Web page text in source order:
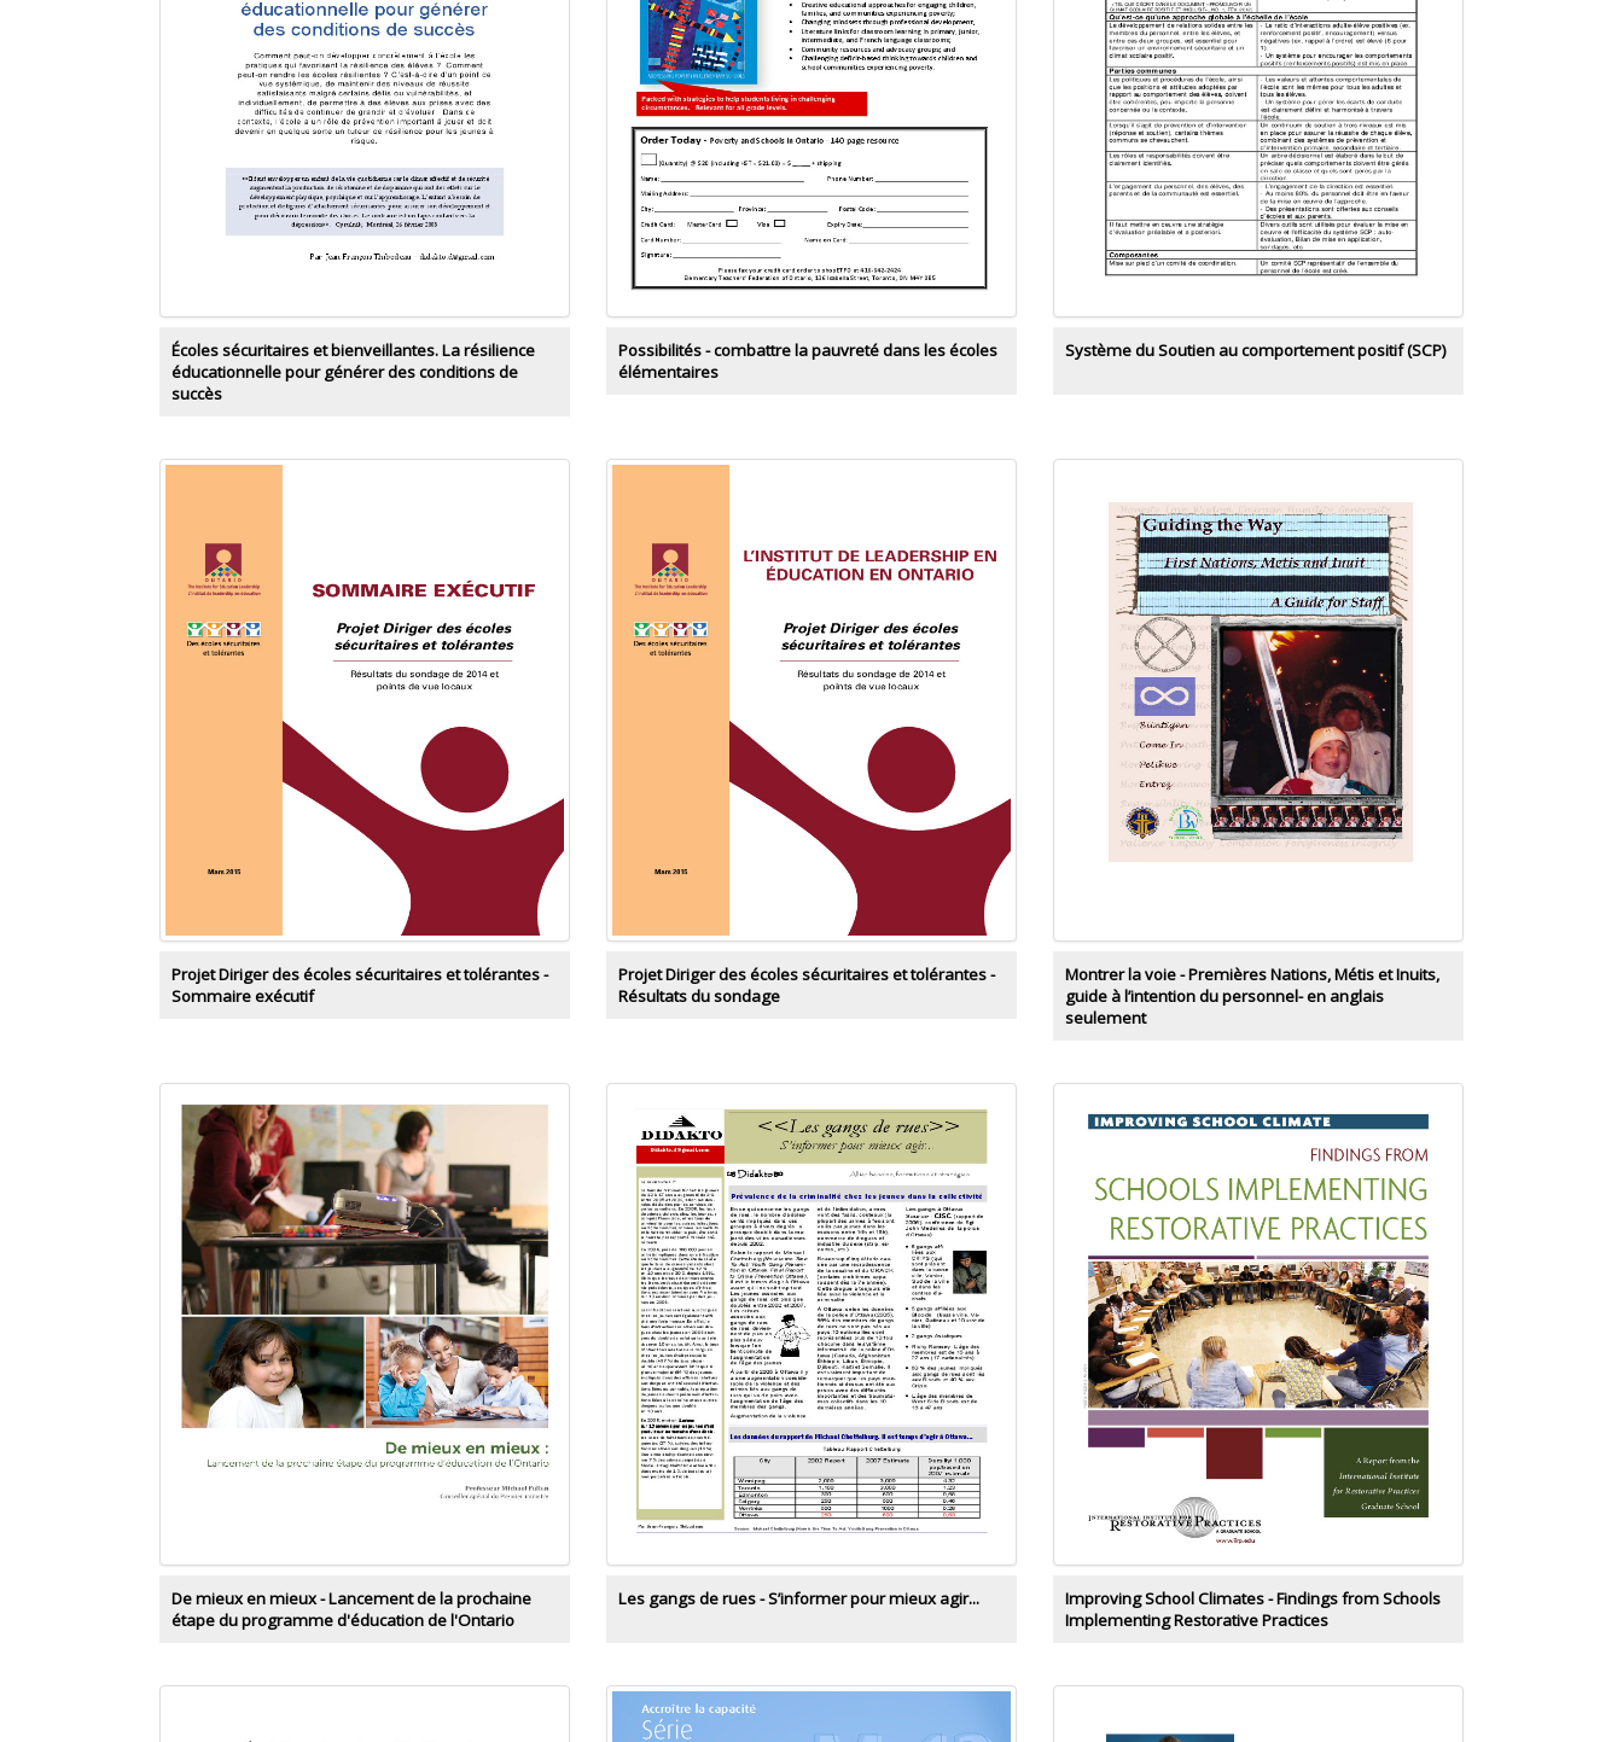
Écoles sécuritaires et bienveillantes. La résilience
éducationnelle pour générer des conditions de
succès
Possibilités - combattre la pauvreté dans les écoles
élémentaires
Système du Soutien au comportement positif (SCP)
Projet Diriger des écoles sécuritaires et tolérantes -
Sommaire exécutif
Projet Diriger des écoles sécuritaires et tolérantes -
Résultats du sondage
Montrer la voie - Premières Nations, Métis et Inuits,
guide à l’intention du personnel- en anglais
seulement
De mieux en mieux - Lancement de la prochaine
étape du programme d'éducation de l'Ontario
Les gangs de rues - S’informer pour mieux agir...
Improving School Climates - Findings from Schools
Implementing Restorative Practices